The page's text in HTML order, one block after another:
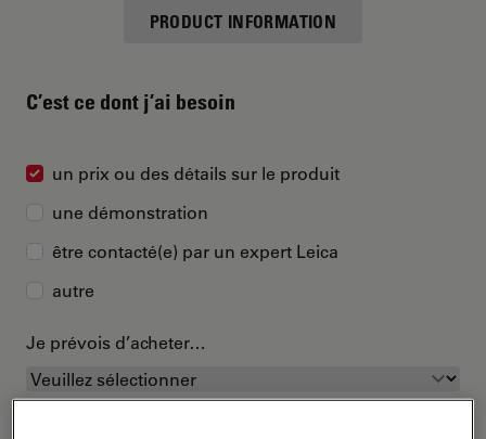
PRODUCT INFORMATION
C’est ce dont j’ai besoin
un prix ou des détails sur le produit
une démonstration
être contacté(e) par un expert Leica
autre
Je prévois d’acheter…